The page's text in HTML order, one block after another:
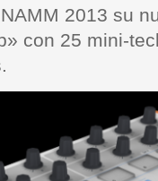
2013 su
con 25 mini-